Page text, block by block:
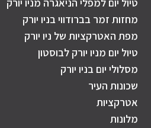
מחזות זמר בברודווי בניו יורק
מפת האטרקציות של ניו יורק
טיול יום מניו יורק לבוסטון
מסלולי יום בניו יורק
שכונות העיר
אטרקציות
מלונות